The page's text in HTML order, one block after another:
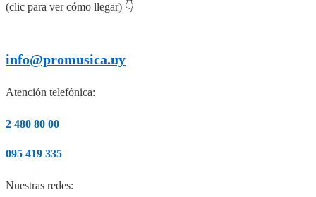
(clic para ver cómo llegar) 👇
info@promusica.uy
Atención telefónica:
2 480 80 00
095 419 335
Nuestras redes: